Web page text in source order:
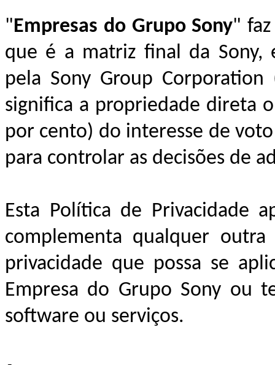
"Empresas do Grupo Sony"
que é a matriz final da Sony,
pela Sony Group
significa a propriedade direta
por cento) do interesse de
para controlar as decisões de
Esta Política de Privacidade
complementa qualquer
privacidade que possa se
Empresa do Grupo Sony ou
software ou serviços.